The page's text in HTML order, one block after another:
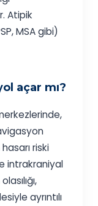
Atipik
MSA gibi)
açar mı?
riski
intrakraniyal
ayrıntılı